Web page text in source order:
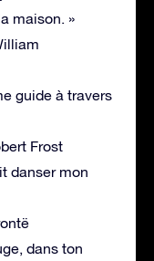
maison. »
guide à travers
Frost
danser mon
dans ton